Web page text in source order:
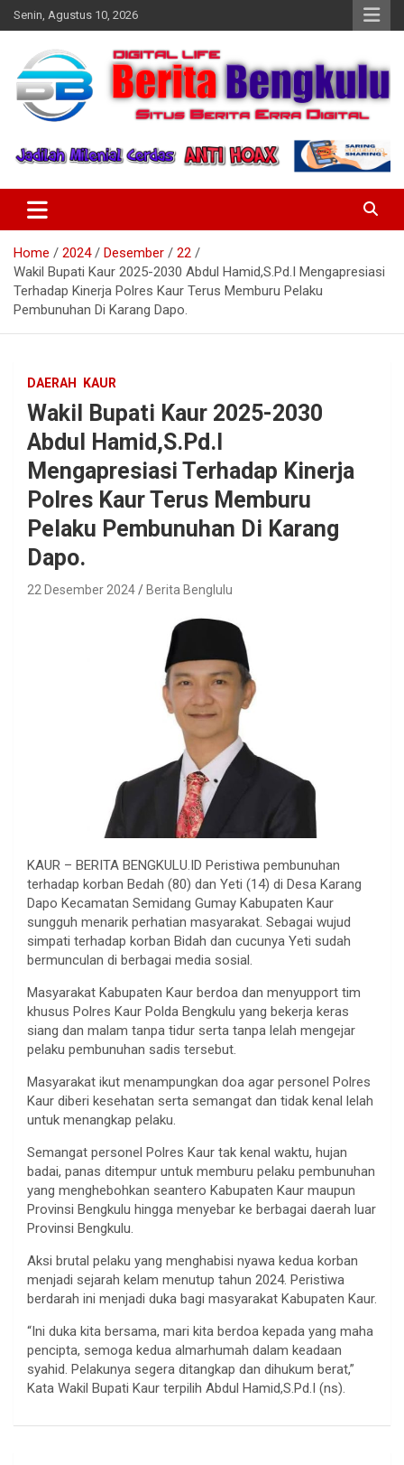
Skip
to
Senin, Agustus 10, 2026
Beritabengkulu.id
Home 2024 Desember
22
Wakil Bupati Kaur 2025-2030 Abdul Hamid,S.Pd.I Mengapresiasi
Terhadap Kinerja Polres Kaur Terus Memburu Pelaku
Pembunuhan Di Karang Dapo.
DAERAH KAUR
Wakil Bupati Kaur 2025-2030
Abdul Hamid,S.Pd.I
Mengapresiasi Terhadap Kinerja
Polres Kaur Terus Memburu
Pelaku Pembunuhan Di Karang
Dapo.
22 Desember 2024 Berita Benglulu
KAUR – BERITA BENGKULU.ID Peristiwa pembunuhan
terhadap korban Bedah (80) dan Yeti (14) di Desa Karang
Dapo Kecamatan Semidang Gumay Kabupaten Kaur
sungguh menarik perhatian masyarakat. Sebagai wujud
simpati terhadap korban Bidah dan cucunya Yeti sudah
bermunculan di berbagai media sosial.
Masyarakat Kabupaten Kaur berdoa dan menyupport tim
khusus Polres Kaur Polda Bengkulu yang bekerja keras
siang dan malam tanpa tidur serta tanpa lelah mengejar
pelaku pembunuhan sadis tersebut.
Masyarakat ikut menampungkan doa agar personel Polres
Kaur diberi kesehatan serta semangat dan tidak kenal lelah
untuk menangkap pelaku.
Semangat personel Polres Kaur tak kenal waktu, hujan
badai, panas ditempur untuk memburu pelaku pembunuhan
yang menghebohkan seantero Kabupaten Kaur maupun
Provinsi Bengkulu hingga menyebar ke berbagai daerah luar
Provinsi Bengkulu.
Aksi brutal pelaku yang menghabisi nyawa kedua korban
menjadi sejarah kelam menutup tahun 2024. Peristiwa
berdarah ini menjadi duka bagi masyarakat Kabupaten Kaur.
“Ini duka kita bersama, mari kita berdoa kepada yang maha
pencipta, semoga kedua almarhumah dalam keadaan
syahid. Pelakunya segera ditangkap dan dihukum berat,”
Kata Wakil Bupati Kaur terpilih Abdul Hamid,S.Pd.I (ns).